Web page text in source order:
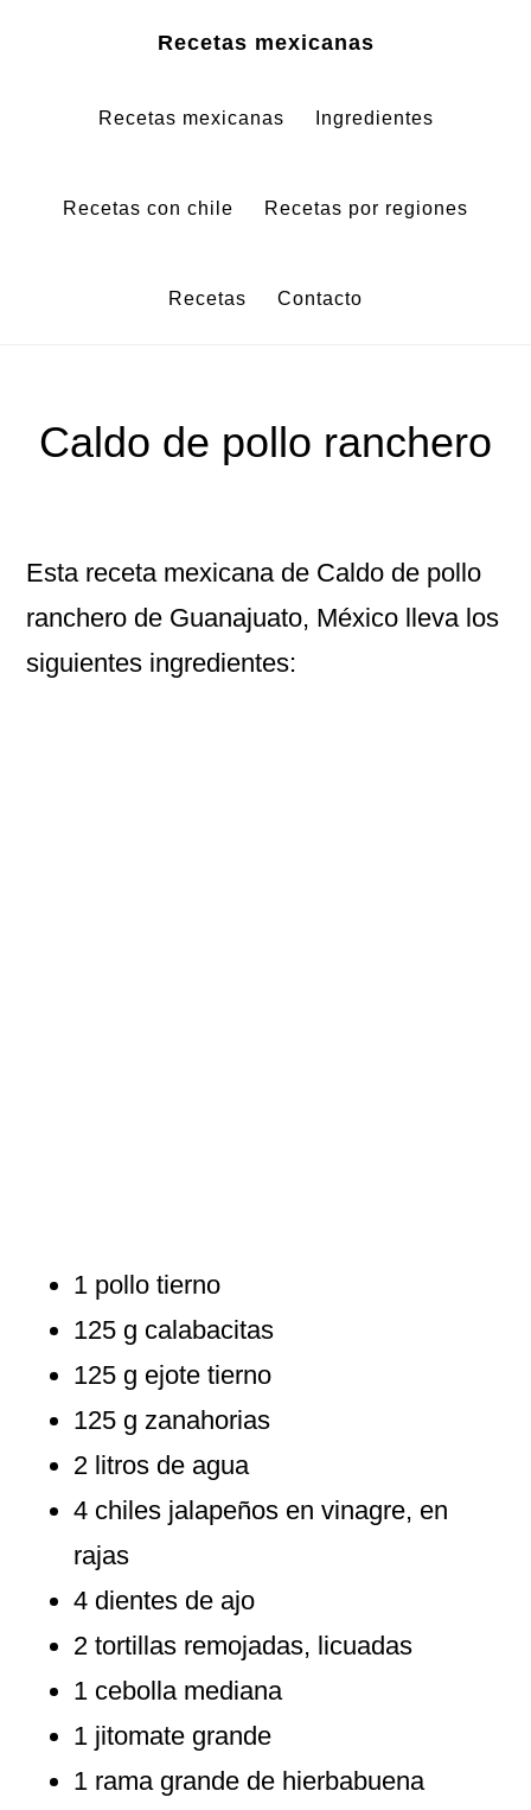
contenido
página
Recetas mexicanas
Recetas mexicanas Ingredientes
Recetas con chile Recetas por regiones
Recetas Contacto
Caldo de pollo ranchero
Esta receta mexicana de Caldo de pollo
ranchero de Guanajuato, México lleva los
siguientes ingredientes:
1 pollo tierno
125 g calabacitas
125 g ejote tierno
125 g zanahorias
2 litros de agua
4 chiles jalapeños en vinagre, en
rajas
4 dientes de ajo
2 tortillas remojadas, licuadas
1 cebolla mediana
1 jitomate grande
1 rama grande de hierbabuena